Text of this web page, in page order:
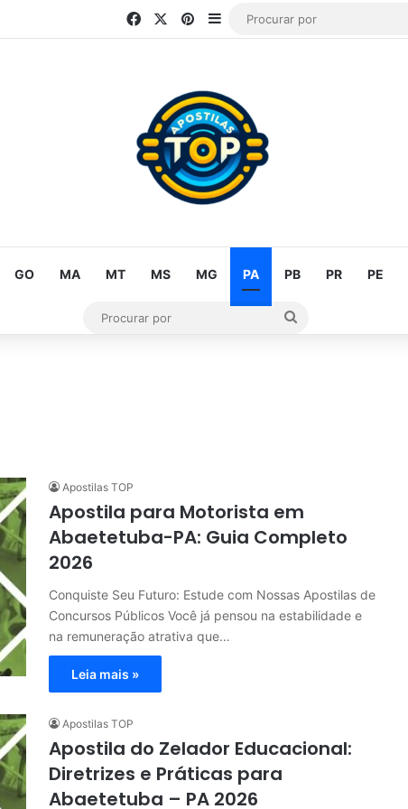
FacebookPinterest
Barra Lateral
GO MA MT MS MG PA PB PR PE
Procurar
Apostilas TOP
Apostila para Motorista em
Abaetetuba-PA: Guia Completo
2026
Conquiste Seu Futuro: Estude com Nossas Apostilas de
Concursos Públicos Você já pensou na estabilidade e
na remuneração atrativa que…
Leia mais »
Apostilas TOP
Apostila do Zelador Educacional:
Diretrizes e Práticas para
Abaetetuba – PA 2026